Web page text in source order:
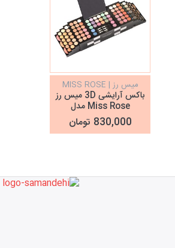
میس رز | MISS ROSE
باکس آرایشی 3D میس رز
Miss Rose مدل
Blockbuster
830,000 تومان